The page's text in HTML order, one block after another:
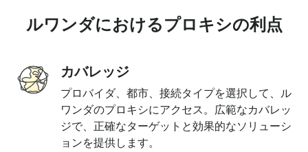
ルワンダにおけるプロキシの利点
カバレッジ
プロバイダ、都市、接続タイプを選択して、ル
ワンダのプロキシにアクセス。広範なカバレッ
ジで、正確なターゲットと効果的なソリューシ
ョンを提供します。